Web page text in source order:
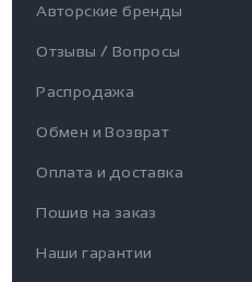
Контакты
Часы работы поддержки
Для пользователя
Информация
Авторские бренды
Отзывы / Вопросы
Распродажа
Обмен и Возврат
Оплата и доставка
Пошив на заказ
Наши гарантии